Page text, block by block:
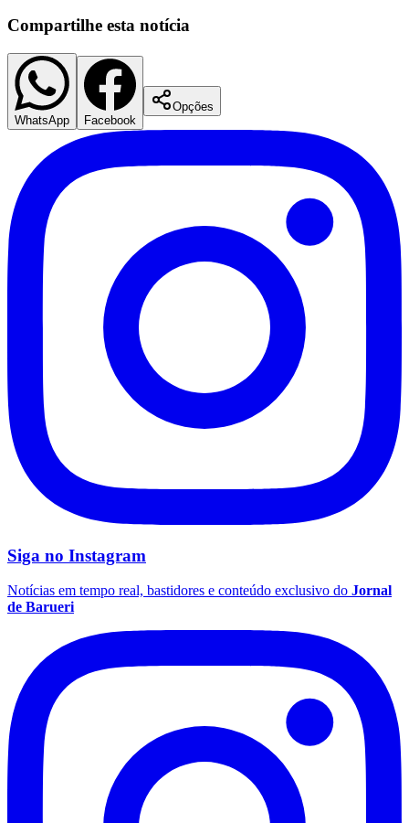
Fluminense
Vasco
Compartilhe esta notícia
WhatsApp Facebook
Opções
Siga no Instagram
Notícias em tempo real, bastidores e conteúdo exclusivo do Jornal
de Barueri